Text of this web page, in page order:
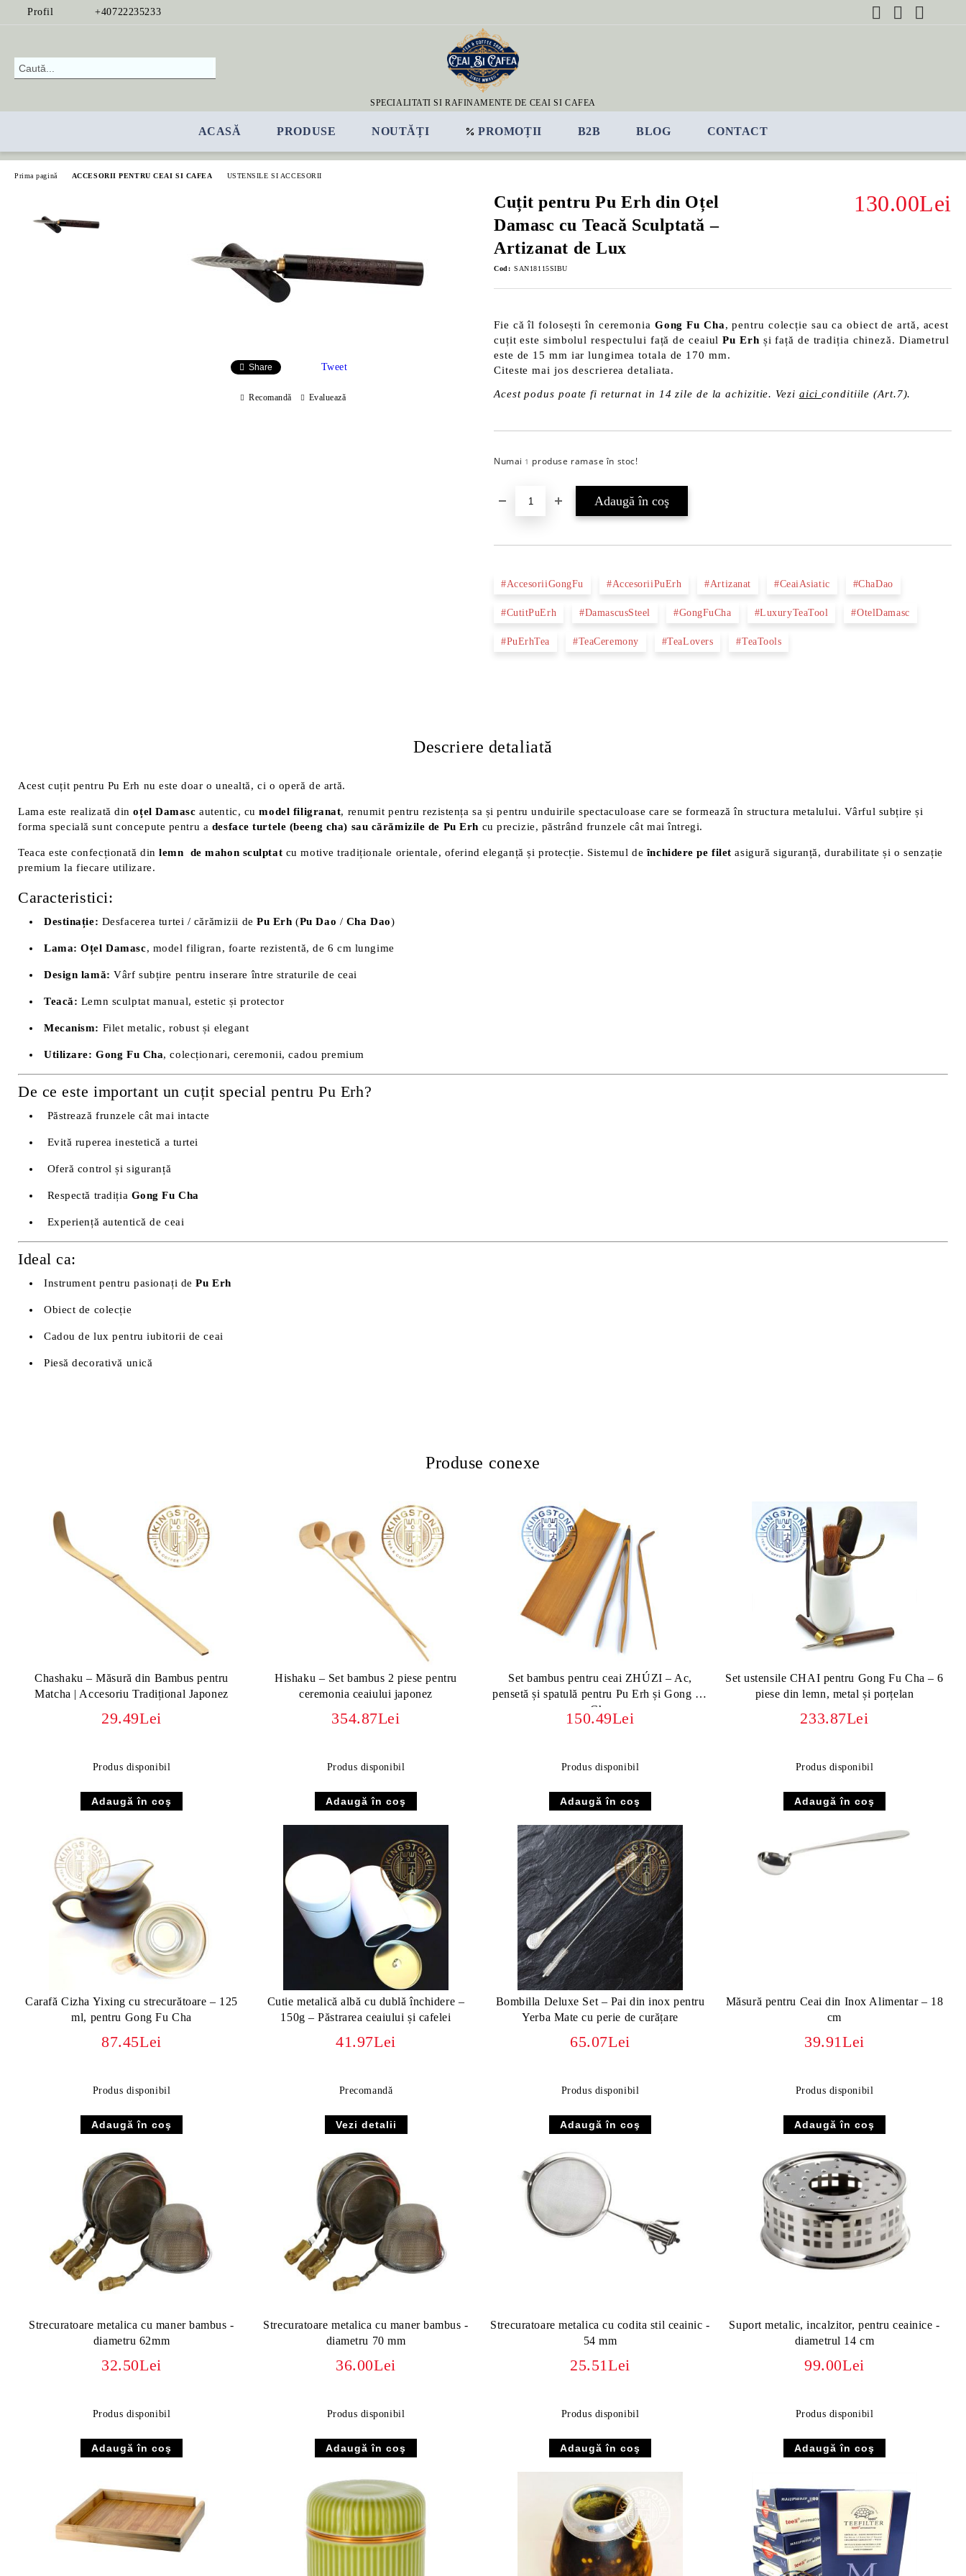
Profil +40722235233
SPECIALITATI SI RAFINAMENTE DE CEAI SI CAFEA
ACASĂ PRODUSE NOUTĂȚI PROMOȚII B2B BLOG CONTACT
Prima pagină ACCESORII PENTRU CEAI SI CAFEA USTENSILE SI ACCESORII
Cuțit pentru Pu Erh din Oțel
Damasc cu Teacă Sculptată –
Artizanat de Lux
130.00Lei
Cod: SAN18115SIBU
Fie că îl folosești în ceremonia Gong Fu Cha, pentru colecție sau ca obiect de artă, acest
cuțit este simbolul respectului față de ceaiulPu Erh și față de tradiția chineză. Diametrul
este de 15 mm iar lungimea totala de 170 mm.
Citeste mai jos descrierea detaliata.
Acest podus poate fi returnat in 14 zile de la achizitie. Vezi aiciconditiile (Art.7).
Numai 1 produse ramase în stoc!
#AccesoriiGongFu #AccesoriiPuErh #Artizanat #CeaiAsiatic #ChaDao
#CutitPuErh #DamascusSteel #GongFuCha #LuxuryTeaTool #OtelDamasc
#PuErhTea #TeaCeremony #TeaLovers #TeaTools
Share Tweet
Recomandă Evaluează
Descriere detaliată
Acest cuțit pentru Pu Erh nu este doar o unealtă, ci o operă de artă.
Lama este realizată dinoțel Damasc autentic, cumodel filigranat, renumit pentru rezistența sa și pentru unduirile spectaculoase care se formează în structura metalului. Vârful subțire și
forma specială sunt concepute pentru a desface turtele (beeng cha) sau cărămizile de Pu Erh cu precizie, păstrând frunzele cât mai întregi.
Teaca este confecționată dinlemn de mahon sculptat cu motive tradiționale orientale, oferind eleganță și protecție. Sistemul de închidere pe filet asigură siguranță, durabilitate și o senzație
premium la fiecare utilizare.
Caracteristici:
Destinație: Desfacerea turtei / cărămizii dePu Erh (Pu Dao / Cha Dao)
Lama: Oțel Damasc, model filigran, foarte rezistentă, de 6 cm lungime
Design lamă: Vârf subțire pentru inserare între straturile de ceai
Teacă: Lemn sculptat manual, estetic și protector
Mecanism: Filet metalic, robust și elegant
Utilizare: Gong Fu Cha, colecționari, ceremonii, cadou premium
De ce este important un cuțit special pentru Pu Erh?
Păstrează frunzele cât mai intacte
Evită ruperea inestetică a turtei
Oferă control și siguranță
Respectă tradiția Gong Fu Cha
Experiență autentică de ceai
Ideal ca:
Instrument pentru pasionați dePu Erh
Obiect de colecție
Cadou de lux pentru iubitorii de ceai
Piesă decorativă unică
Produse conexe
Chashaku – Măsură din Bambus pentru
Matcha | Accesoriu Tradițional Japonez
29.49Lei
Produs disponibil
Hishaku – Set bambus 2 piese pentru
ceremonia ceaiului japonez
354.87Lei
Produs disponibil
Set bambus pentru ceai ZHÚZI – Ac,
pensetă și spatulă pentru Pu Erh și Gong Fu
Cha
150.49Lei
Produs disponibil
Set ustensile CHAI pentru Gong Fu Cha – 6
piese din lemn, metal și porțelan
233.87Lei
Produs disponibil
Carafă Cizha Yixing cu strecurătoare – 125
ml, pentru Gong Fu Cha
87.45Lei
Produs disponibil
Cutie metalică albă cu dublă închidere –
150g – Păstrarea ceaiului și cafelei
41.97Lei
Precomandă
Vezi detalii
Bombilla Deluxe Set – Pai din inox pentru
Yerba Mate cu perie de curățare
65.07Lei
Produs disponibil
Măsură pentru Ceai din Inox Alimentar – 18
cm
39.91Lei
Produs disponibil
Strecuratoare metalica cu maner bambus -
diametru 62mm
32.50Lei
Produs disponibil
Strecuratoare metalica cu maner bambus -
diametru 70 mm
36.00Lei
Produs disponibil
Strecuratoare metalica cu codita stil ceainic -
54 mm
25.51Lei
Produs disponibil
Suport metalic, incalzitor, pentru ceainice -
diametrul 14 cm
99.00Lei
Produs disponibil